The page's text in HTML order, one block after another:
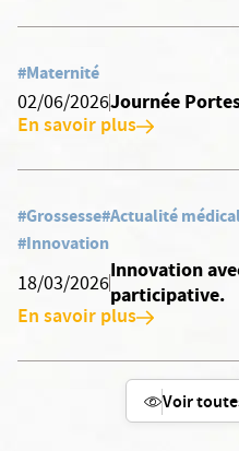
#Maternité
02/06/2026Journée
En savoir plus
#Grossesse#Actualité
#Innovation
18/03/2026
Innovation
participative.
En savoir plus
Voir